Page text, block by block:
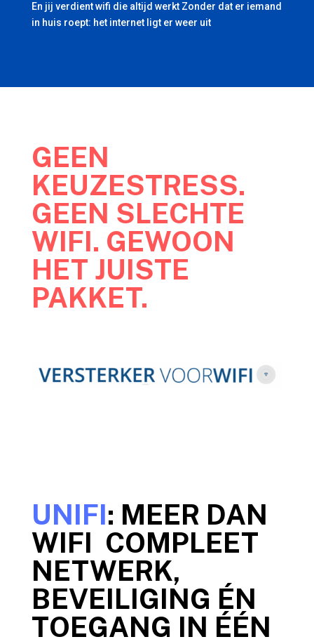
En jij verdient wifi die altijd werkt Zonder dat er iemand
in huis roept: het internet ligt er weer uit
GEEN
KEUZESTRESS.
GEEN SLECHTE
WIFI. GEWOON
HET JUISTE
PAKKET.
UNIFI: MEER DAN
WIFI COMPLEET
NETWERK,
BEVEILIGING ÉN
TOEGANG IN ÉÉN